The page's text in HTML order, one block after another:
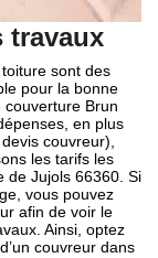
travaux
sont des
pour la bonne
couverture Brun
en plus
couvreur),
les tarifs les
de Jujols 66360. Si
vous pouvez
afin de voir le
Ainsi, optez
couvreur dans